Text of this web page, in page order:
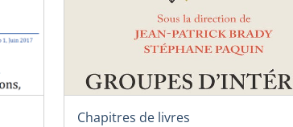
Chapitres de livres